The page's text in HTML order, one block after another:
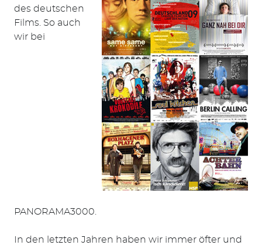
des deutschen
Films. So auch
wir bei
PANORAMA3000.
In den letzten Jahren haben wir immer öfter und